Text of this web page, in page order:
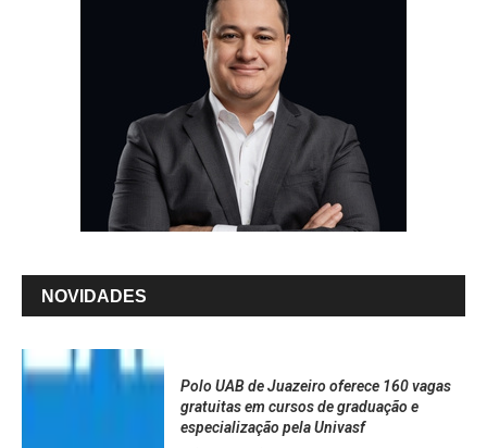
NOVIDADES
Polo UAB de Juazeiro oferece 160 vagas
gratuitas em cursos de graduação e
especialização pela Univasf